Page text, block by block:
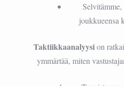
joukkueensa
Taktiikkaanalyysion
ymmärtää, miten